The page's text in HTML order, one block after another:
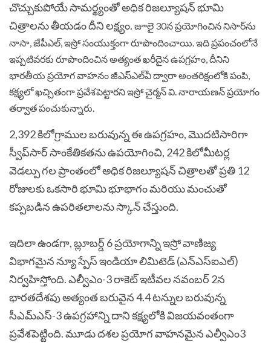
చొచ్చుకుపోయే సామర్థ్యంతో అధిక రిజల్యూషన్ భూమి
చిత్రాలను తీయడం దీని లక్ష్యం. జూలై 30న ప్రయోగించిన నిసార్‌ను
నాసా, జేపీఎల్, ఇస్రో సంయుక్తంగా రూపొందించాయి. ఇది ప్రపంచంలోనే
ఇప్పటివరకు రూపొందించిన అత్యంత ఖరీదైన ఉపగ్రహం, దీనిని
భారతీయ ప్రయోగ వాహనం జీఎస్‌ఎల్‌వీ ద్వారా అంతరిక్షంలోకి పంపి,
కక్ష్యలో ఖచ్చితంగా ప్రవేశపెట్టారని ఇస్రో చైర్మన్ వి. నారాయణన్ ప్రయోగం
తర్వాత పంచుకున్నారు.
2,392 కిలోగ్రాముల బరువున్న ఈ ఉపగ్రహం, మొదటిసారిగా
స్వీప్‌సార్ సాంకేతికతను ఉపయోగించి, 242 కిలోమీటర్ల
వెడల్పు గల ప్రాంతంలో అధిక రిజల్యూషన్ చిత్రాలతో ప్రతి 12
రోజులకు ఒకసారి భూమి భూభాగం మరియు మంచుతో
కప్పబడిన ఉపరితలాలను స్కాన్ చేస్తుంది.
ఇదిలా ఉండగా, బ్లూబర్డ్ 6 ప్రయోగాన్ని ఇస్రో వాణిజ్య
విభాగమైన న్యూ స్పేస్ ఇండియా లిమిటెడ్ (ఎన్‌ఎస్‌ఐఎల్)
నిర్వహిస్తోంది. ఎల్వీఎం-3 రాకెట్ ఇటీవల నవంబర్ 2న
భారతదేశపు అత్యంత బరువైన 4.4 టన్నుల బరువున్న
సీఎమ్ఎస్-3 ఉపగ్రహాన్ని దాని కక్ష్యలోకి విజయవంతంగా
ప్రవేశపెట్టింది. మూడు దశల ప్రయోగ వాహనమైన ఎల్వీఎం3